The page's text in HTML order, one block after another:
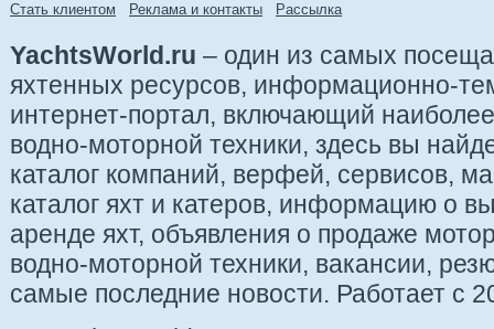
Стать клиентом Реклама и контакты Рассылка
YachtsWorld.ru – один из самых
яхтенных ресурсов, информационно-
интернет-портал, включающий
водно-моторной техники, здесь вы
каталог компаний, верфей, сервисов,
каталог яхт и катеров, информацию о
аренде яхт, объявления о продаже
водно-моторной техники, вакансии,
самые последние новости. Работает с